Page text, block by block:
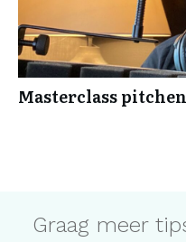
Masterclass
Graag meer